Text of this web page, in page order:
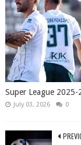
Super League
July 03, 2026 0